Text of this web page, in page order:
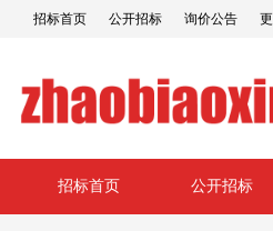
招标首页 公开招标 询价公告
招标首页 公开招标